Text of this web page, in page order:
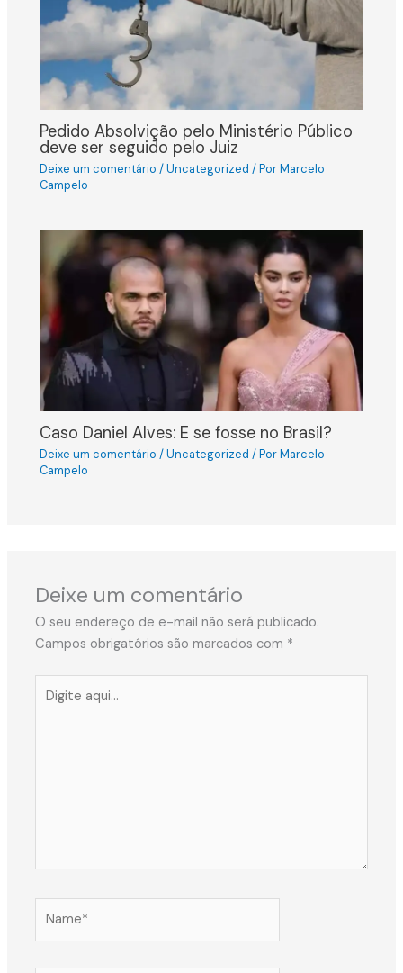
Pedido Absolvição pelo Ministério Público
deve ser seguido pelo Juiz
Deixe um comentário /Uncategorized / PorMarcelo
Campelo
Caso Daniel Alves: E se fosse no Brasil?
Deixe um comentário /Uncategorized / PorMarcelo
Campelo
Deixe um comentário
O seu endereço de e-mail não será publicado.
Campos obrigatórios são marcados com *
aqui...